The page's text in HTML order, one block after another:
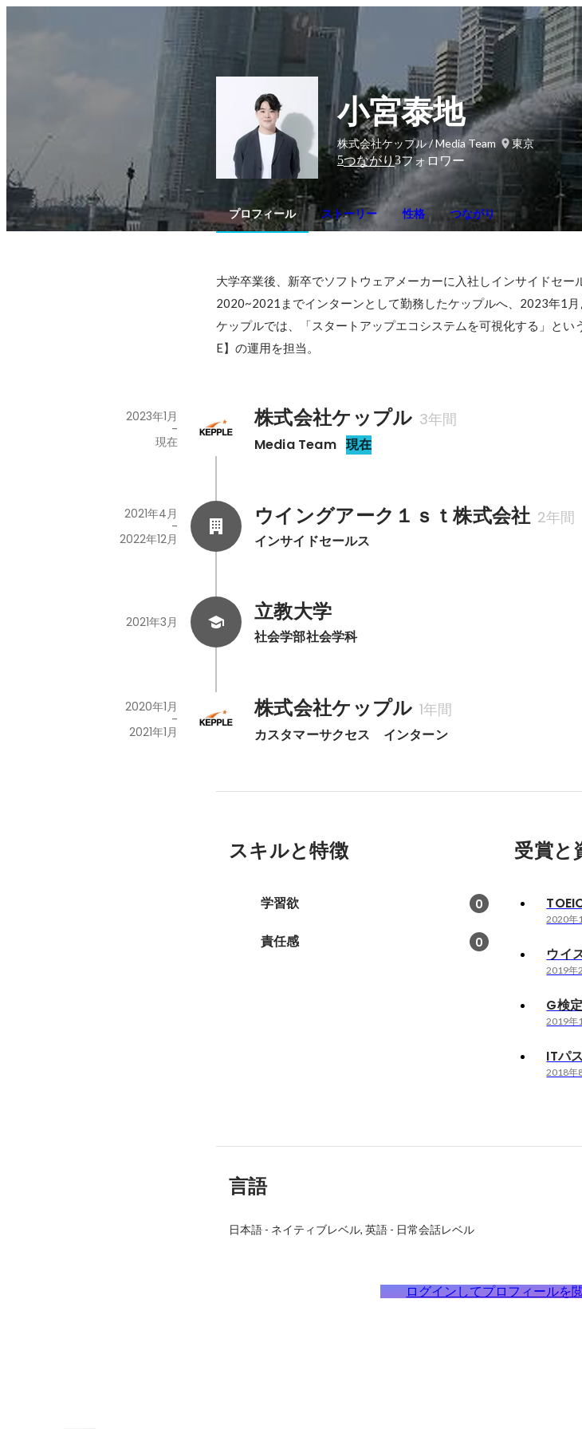
小宮泰地
株式会社ケップル / Media Team
東京
5つながり3フォロワー
プロフィール ストーリー 性格 つながり
大学卒業後、新卒でソフトウェアメーカーに入社しインサイドセー
2020~2021までインターンとして勤務したケップルへ、2023年1月
ケップルでは、「スタートアップエコシステムを可視化する」とい
E】の運用を担当。
株式会社ケップル 3年間
Media Team 現在
2023年1月
-
現在
ウイングアーク１ｓｔ株式会社 2年間
インサイドセールス
2021年4月
-
2022年12月
立教大学
社会学部社会学科
2021年3月
株式会社ケップル 1年間
カスタマーサクセス　インターン
2020年1月
-
2021年1月
スキルと特徴
学習欲 0
責任感 0
受賞と
2020年
ウイ
2019年
G検定
2019年
ITパ
2018年
言語
日本語- ネイティブレベル 英語- 日常会話レベル
ログインしてプロフィールを